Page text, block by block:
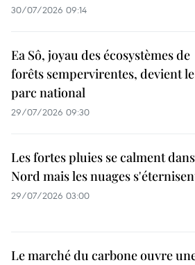
30/07/2026 09:14
Ea Sô, joyau des écosystèmes de
forêts sempervirentes, devient le
parc national
29/07/2026 09:30
Les fortes pluies se calment
Nord mais les nuages
29/07/2026 03:00
Le marché du carbone ouvre